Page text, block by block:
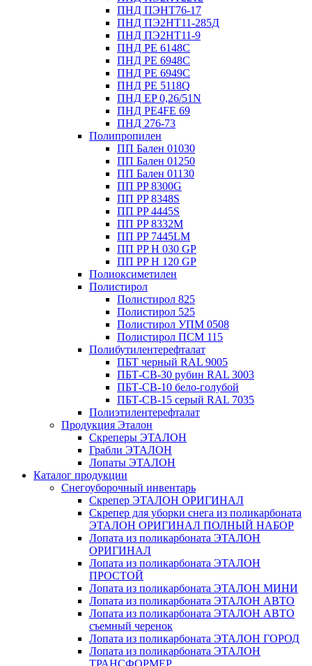
ПНД ПЭНТ76-17
ПНД ПЭ2НТ11-285Д
ПНД ПЭ2НТ11-9
ПНД PE 6148C
ПНД PE 6948C
ПНД PE 6949C
ПНД PE 5118Q
ПНД EP 0,26/51N
ПНД PE4FE 69
ПНД 276-73
Полипропилен
ПП Бален 01030
ПП Бален 01250
ПП Бален 01130
ПП PP 8300G
ПП PP 8348S
ПП PP 4445S
ПП PP 8332M
ПП PP 7445LM
ПП PP H 030 GP
ПП PP H 120 GP
Полиоксиметилен
Полистирол
Полистирол 825
Полистирол 525
Полистирол УПМ 0508
Полистирол ПСМ 115
Полибутилентерефталат
ПБТ черный RAL 9005
ПБТ-СВ-30 рубин RAL 3003
ПБТ-СВ-10 бело-голубой
ПБТ-СВ-15 серый RAL 7035
Полиэтилентерефталат
Продукция Эталон
Скреперы ЭТАЛОН
Грабли ЭТАЛОН
Лопаты ЭТАЛОН
Каталог продукции
Снегоуборочный инвентарь
Скрепер ЭТАЛОН ОРИГИНАЛ
Скрепер для уборки снега из поликарбоната
ЭТАЛОН ОРИГИНАЛ ПОЛНЫЙ НАБОР
Лопата из поликарбоната ЭТАЛОН
ОРИГИНАЛ
Лопата из поликарбоната ЭТАЛОН
ПРОСТОЙ
Лопата из поликарбоната ЭТАЛОН МИНИ
Лопата из поликарбоната ЭТАЛОН АВТО
Лопата из поликарбоната ЭТАЛОН АВТО
съемный черенок
Лопата из поликарбоната ЭТАЛОН ГОРОД
Лопата из поликарбоната ЭТАЛОН
ТРАНСФОРМЕР